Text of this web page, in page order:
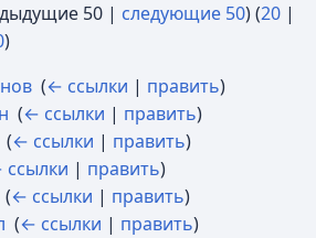
50 | следующие 50) (20 |
)
(← ссылки | править)
(← ссылки | править)
(← ссылки | править)
| править)
(← ссылки | править)
(← ссылки | править)